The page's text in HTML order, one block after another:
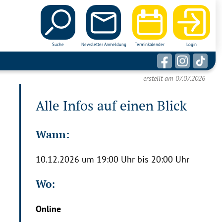
Suche Newsletter Anmeldung Terminkalender Login
erstellt am 07.07.2026
Alle Infos auf einen Blick
Wann:
10.12.2026 um 19:00 Uhr bis 20:00 Uhr
Wo:
Online